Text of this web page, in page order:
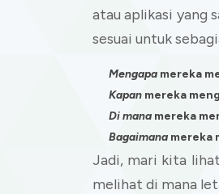
atau aplikasi yang
sesuai untuk
Mengapa mereka
Kapan mereka
Di mana mereka
Bagaimana mereka
Jadi, mari kita
melihat di mana